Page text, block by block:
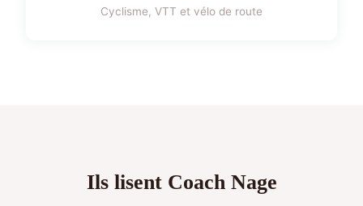
Cyclisme, VTT et vélo de route
Ils lisent Coach Nage